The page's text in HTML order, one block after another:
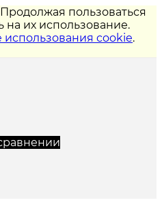
пользоваться
на их использование.
использования cookie.